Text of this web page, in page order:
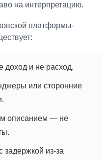
на интерпретацию.
платформы-
и не расход.
или сторонние
описанием — не
из-за